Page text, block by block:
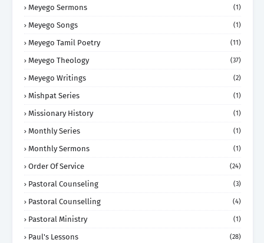
Meyego Sermons (1)
Meyego Songs (1)
Meyego Tamil Poetry (11)
Meyego Theology (37)
Meyego Writings (2)
Mishpat Series (1)
Missionary History (1)
Monthly Series (1)
Monthly Sermons (1)
Order Of Service (24)
Pastoral Counseling (3)
Pastoral Counselling (4)
Pastoral Ministry (1)
Paul's Lessons (28)